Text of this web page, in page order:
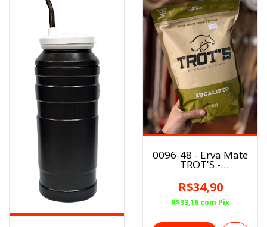
0096-48 - Erva Mate
TROT'S -
R$34,90
R$33,16 com Pix